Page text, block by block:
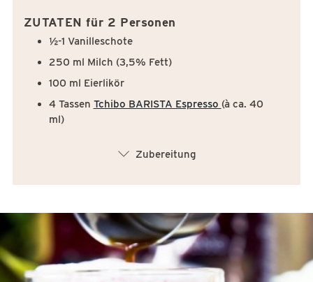
ZUTATEN für 2 Personen
½-1 Vanilleschote
250 ml Milch (3,5% Fett)
100 ml Eierlikör
4 Tassen Tchibo BARISTA Espresso (à ca. 40
ml)
arrow_down Zubereitung